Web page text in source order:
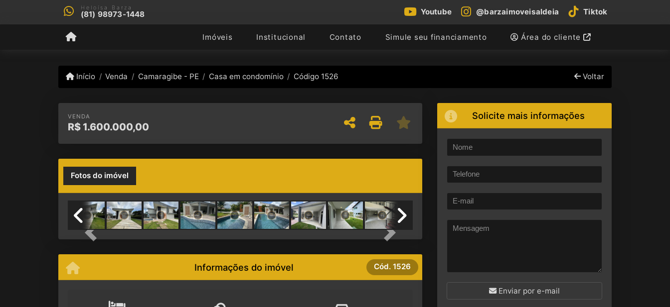
Heloísa Barza
(81) 98973-1448 Youtube @barzaimoveisaldeia Tiktok
Imóveis Institucional Contato Simule seu financiamento Área do cliente
Início Venda Camaragibe - PE Casa em condomínio Código 1526 Voltar
VENDA
R$ 1.600.000,00
Fotos do imóvel
Previous Next
Informações do imóvel Cód. 1526
Solicite mais informações
Enviar por e-mail